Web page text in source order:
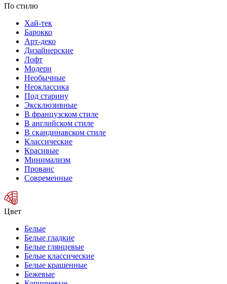
По стилю
Хай-тек
Барокко
Арт-деко
Дизайнерские
Лофт
Модерн
Необычные
Неоклассика
Под старину
Эксклюзивные
В французском стиле
В английском стиле
В скандинавском стиле
Классические
Красивые
Минимализм
Прованс
Современные
Цвет
Белые
Белые гладкие
Белые глянцевые
Белые классические
Белые крашенные
Бежевые